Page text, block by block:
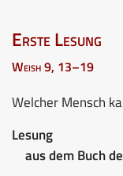
Erste Lesung
Weish 9, 13–19
Welcher Mensch
Lesung
aus dem Buch